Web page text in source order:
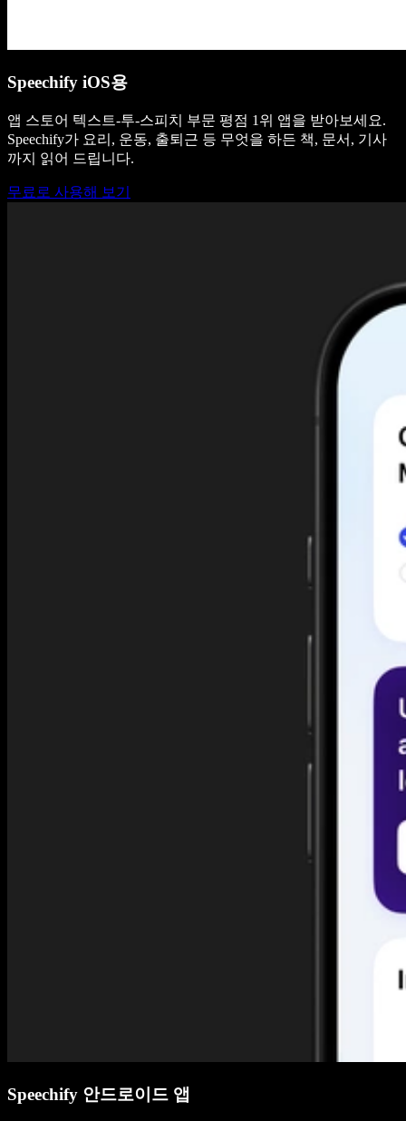
Speechify iOS용
앱 스토어 텍스트-투-스피치 부문 평점 1위 앱을 받아보세요.
Speechify가 요리, 운동, 출퇴근 등 무엇을 하든 책, 문서, 기사
까지 읽어 드립니다.
무료로 사용해 보기
Speechify 안드로이드 앱